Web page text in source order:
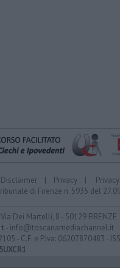
Disclaimer | Privacy |
di Firenze n. 5935 del
Dei Martelli, 8 - 50129 FIRENZE
- info@toscanamediachannel.it
- C.F. e P.Iva: 06207870483 -